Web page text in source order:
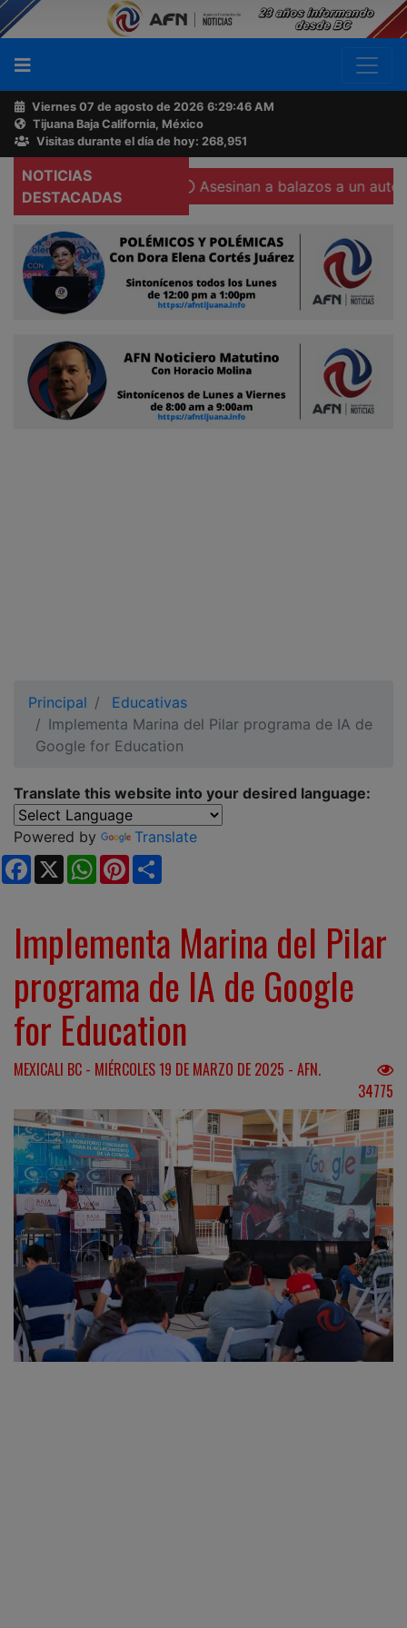
Viernes 07 de agosto de 2026 6:29:47 AM
Tijuana Baja California, México
Visitas durante el día de hoy: 268,951
NOTICIAS
DESTACADAS
Papa al país Asesinan a balazos a un
Principal
Educativas
Implementa Marina del Pilar programa de IA de
Google for Education
Translate this website into your desired language:
Powered by
Translate
Facebook
X WhatsApp
Pinterest
Implementa Marina del Pilar
programa de IA de Google
for Education
MEXICALI BC - MIÉRCOLES 19 DE MARZO DE 2025 - AFN.
34775
Buscador
Acerca
de
AFN
Ventas
Contacto
Reportero
Ciudadano